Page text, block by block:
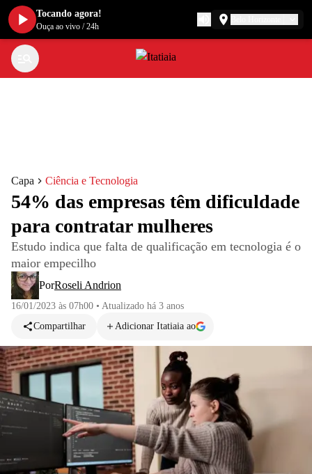
Capa Ciência e Tecnologia
54% das empresas têm dificuldade
para contratar mulheres
Estudo indica que falta de qualificação em tecnologia é o
maior empecilho
PorRoseli Andrion
16/01/2023 às 07h00 • Atualizado há 3 anos
Compartilhar
Adicionar Itatiaia ao
Tocando agora!
Ouça ao vivo /24h